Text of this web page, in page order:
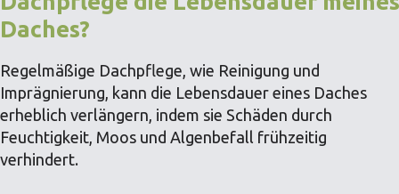
Daches?
Regelmäßige Dachpflege, wie Reinigung und
Imprägnierung, kann die Lebensdauer eines Daches
erheblich verlängern, indem sie Schäden durch
Feuchtigkeit, Moos und Algenbefall frühzeitig
verhindert.